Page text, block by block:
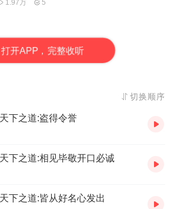
1.97万 5
打开APP，完整收听
切换顺序
下之道:盗得令誉
下之道:相见毕敬开口必诚
下之道:皆从好名心发出